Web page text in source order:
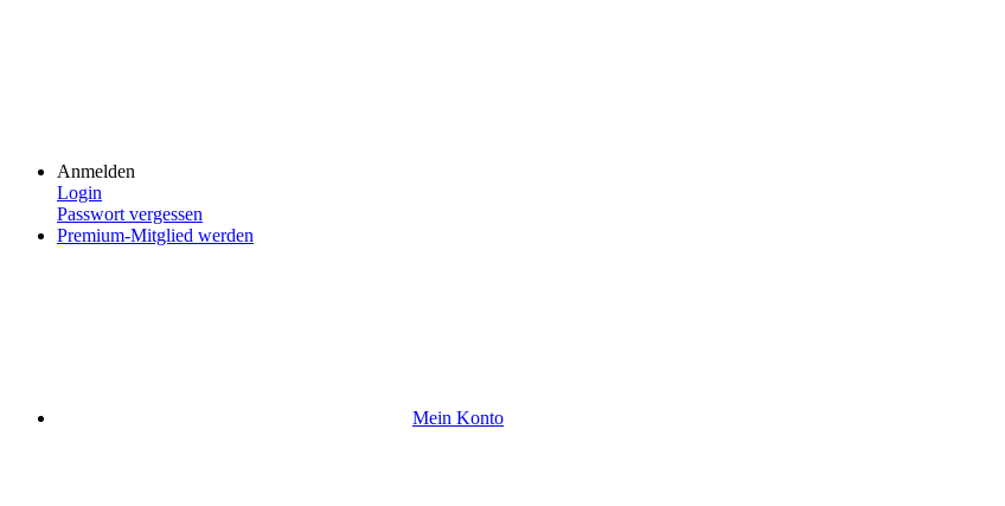
Anmelden
Login
Passwort vergessen
Premium-Mitglied werden
Mein Konto